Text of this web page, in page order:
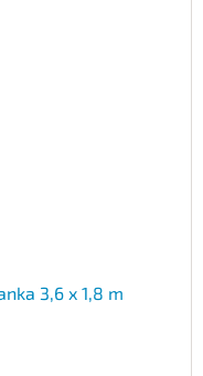
3,6 x 1,8 m